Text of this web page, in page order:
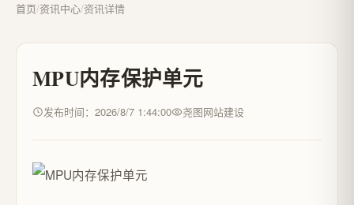
首页/资讯中心/资讯详情
MPU内存保护单元
发布时间：2026/8/7 1:44:00 尧图网站建设